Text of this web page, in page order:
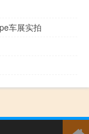
车展实拍